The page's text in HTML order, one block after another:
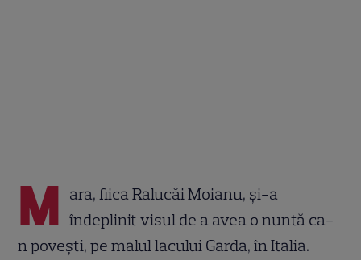
M ara, fiica Ralucăi Moianu, și-a
îndeplinit visul de a avea o nuntă ca-
n povești, pe malul lacului Garda, în Italia.